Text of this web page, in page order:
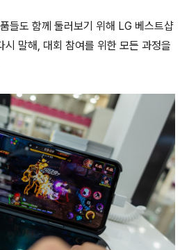
들도 함께 둘러보기 위해 LG 베스트샵
시 말해, 대회 참여를 위한 모든 과정을